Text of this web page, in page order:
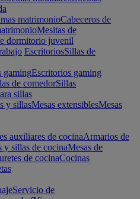
matrimonioCabeceros de
Mesitas de
dormitorio juvenil
EscritoriosSillas de
gamingEscritorios gaming
de comedorSillas
sillas
y sillasMesas extensiblesMesas
auxiliares de cocinaArmarios de
y sillas de cocinaMesas de
de cocinaCocinas
Servicio de